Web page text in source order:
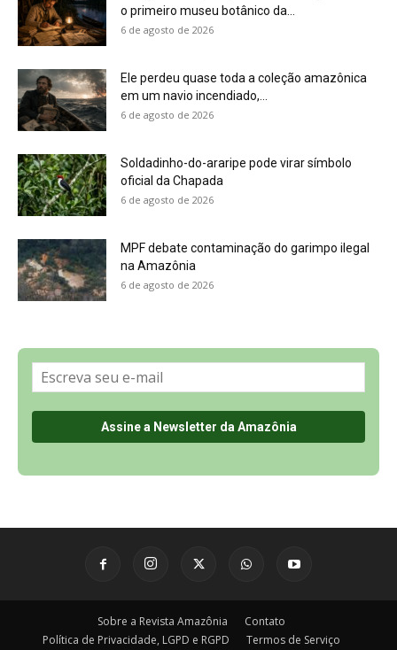
o primeiro museu botânico da...
6 de agosto de 2026
Ele perdeu quase toda a coleção amazônica
em um navio incendiado,...
6 de agosto de 2026
Soldadinho-do-araripe pode virar símbolo
oficial da Chapada
6 de agosto de 2026
MPF debate contaminação do garimpo ilegal
na Amazônia
6 de agosto de 2026
Sobre a Revista Amazônia
Contato
Política de Privacidade, LGPD e RGPD
Termos de Serviço